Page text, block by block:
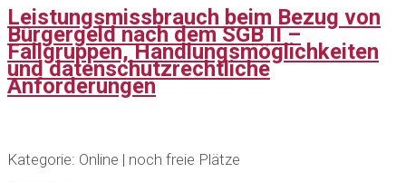
Leistungsmissbrauch beim Bezug von
Bürgergeld nach dem SGB II –
Fallgruppen, Handlungsmöglichkeiten
und datenschutzrechtliche
Anforderungen
Kategorie: Online | noch freie Plätze